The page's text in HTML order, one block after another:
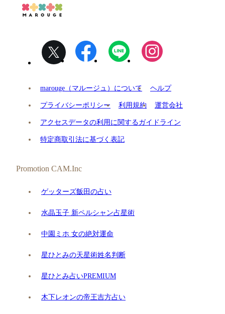
marouge（マルージュ）について ヘルプ
プライバシーポリシー 利用規約 運営会社
アクセスデータの利用に関するガイドライン
特定商取引法に基づく表記
Promotion CAM.Inc
ゲッターズ飯田の占い
水晶玉子 新ペルシャン占星術
中園ミホ 女の絶対運命
星ひとみの天星術姓名判断
星ひとみ占いPREMIUM
木下レオンの帝王吉方占い